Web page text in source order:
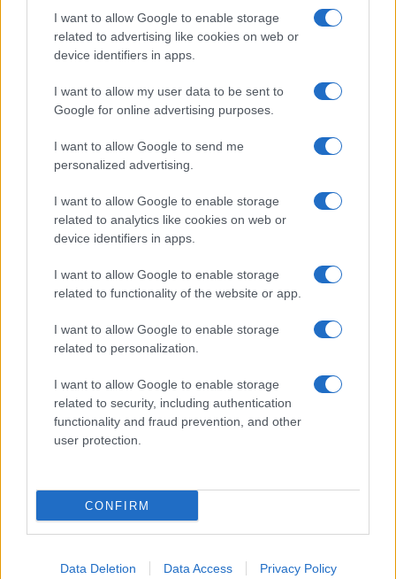
I want to allow Google to enable storage
related to advertising like cookies on web or
device identifiers in apps.
I want to allow my user data to be sent to
Google for online advertising purposes.
I want to allow Google to send me
personalized advertising.
I want to allow Google to enable storage
related to analytics like cookies on web or
device identifiers in apps.
I want to allow Google to enable storage
related to functionality of the website or app.
I want to allow Google to enable storage
related to personalization.
I want to allow Google to enable storage
related to security, including authentication
functionality and fraud prevention, and other
user protection.
CONFIRM
Data Deletion Data Access Privacy Policy
Miur Istruzione
Editore: Sergio De Napoli
Via De Liguori, 17 - Bari
P.IVA: 07032730728
Chi siamo
Redazione e Contatti
Privacy Policy